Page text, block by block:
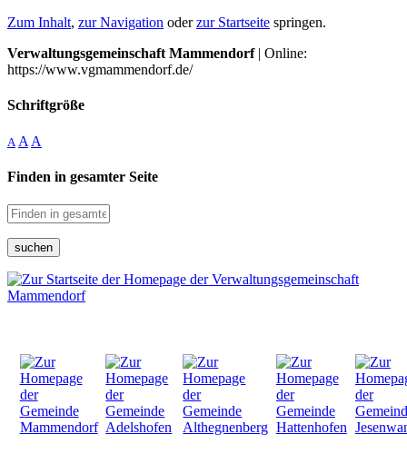
Zum Inhalt, zur Navigation oderzur Startseite springen.
Verwaltungsgemeinschaft Mammendorf| Online:
https://www.vgmammendorf.de/
Schriftgröße
A A A
Finden in gesamter Seite
suchen